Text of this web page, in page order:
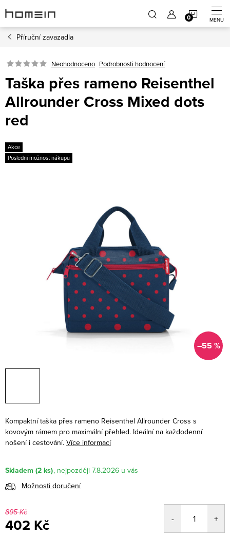
na
obsah
Příruční zavazadla
Neohodnoceno Podrobnosti hodnocení
Taška přes rameno Reisenthel
Allrounder Cross Mixed dots
red
Akce
Poslední možnost nákupu
–55 %
Kompaktní taška přes rameno Reisenthel Allrounder Cross s
kovovým rámem pro maximální přehled. Ideální na každodenní
nošení i cestování. Více informací
Skladem (2 ks)
7.8.2026
Možnosti doručení
895 Kč
402 Kč